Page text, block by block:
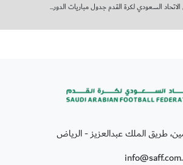
السعودي لكرة القدم جدول مباريات الدور...
طريق الملك عبدالعزيز - الرياض